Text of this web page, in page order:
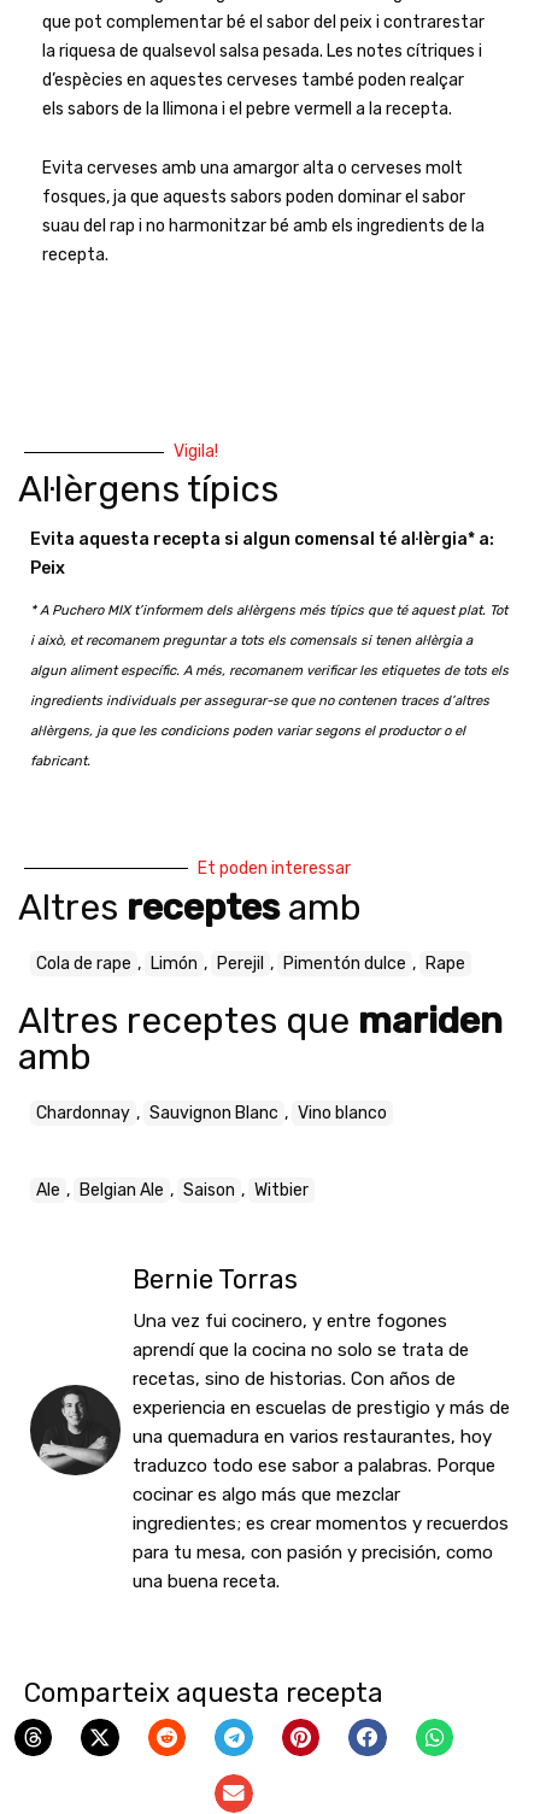
que pot complementar bé el sabor del peix i contrarestar
la riquesa de qualsevol salsa pesada. Les notes cítriques i
d’espècies en aquestes cerveses també poden realçar
els sabors de la llimona i el pebre vermell a la recepta.
Evita cerveses amb una amargor alta o cerveses molt
fosques, ja que aquests sabors poden dominar el sabor
suau del rap i no harmonitzar bé amb els ingredients de la
recepta.
Vigila!
Al·lèrgens típics
Evita aquesta recepta si algun comensal té al·lèrgia* a:
Peix
* A Puchero MIX t’informem dels al·lèrgens més típics que té aquest plat. Tot
i això, et recomanem preguntar a tots els comensals si tenen al·lèrgia a
algun aliment específic. A més, recomanem verificar les etiquetes de tots els
ingredients individuals per assegurar-se que no contenen traces d’altres
al·lèrgens, ja que les condicions poden variar segons el productor o el
fabricant.
Et poden interessar
Altres receptesamb
Cola de rape , Limón , Perejil , Pimentón dulce , Rape
Altres receptes que mariden
amb
Chardonnay , Sauvignon Blanc , Vino blanco
Ale , Belgian Ale , Saison , Witbier
Bernie Torras
Una vez fui cocinero, y entre fogones
aprendí que la cocina no solo se trata de
recetas, sino de historias. Con años de
experiencia en escuelas de prestigio y más de
una quemadura en varios restaurantes, hoy
traduzco todo ese sabor a palabras. Porque
cocinar es algo más que mezclar
ingredientes; es crear momentos y recuerdos
para tu mesa, con pasión y precisión, como
una buena receta.
Comparteix aquesta recepta